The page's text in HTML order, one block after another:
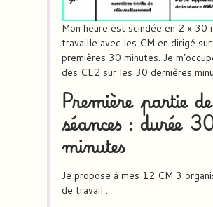
Mon heure est scindée en 2 x 30
travaille avec les CM en dirigé
premières 30 minutes. Je
des CE2 sur les 30 dernières
Première partie de
séances : durée
minutes
Je propose à mes 12 CM 3
de travail :